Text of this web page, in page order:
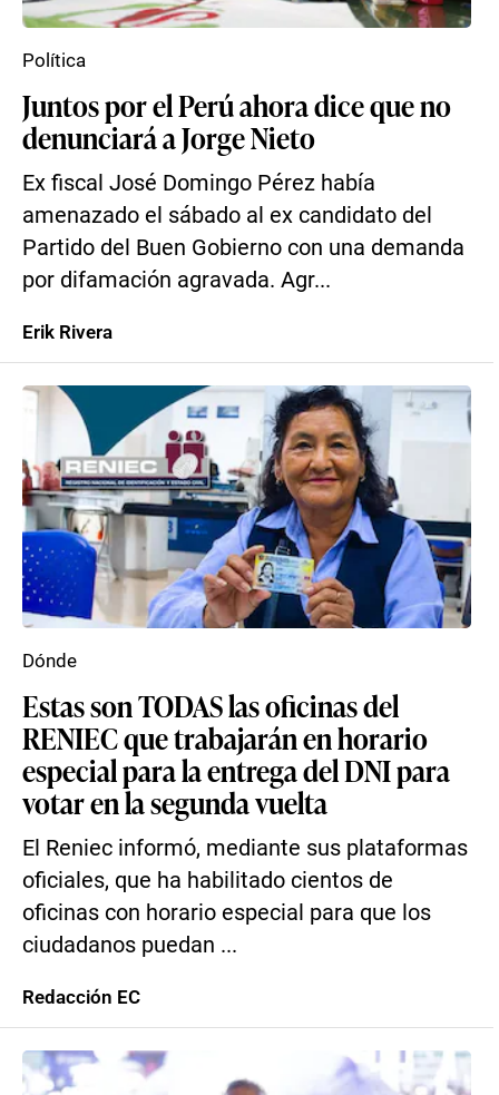
Juntos por el Perú ahora dice que no
denunciará a Jorge Nieto
Ex fiscal José Domingo Pérez había
amenazado el sábado al ex candidato del
Partido del Buen Gobierno con una demanda
por difamación agravada. Agr...
Política
Erik Rivera
Estas son TODAS las oficinas del
RENIEC que trabajarán en horario
especial para la entrega del DNI para
votar en la segunda vuelta
El Reniec informó, mediante sus plataformas
oficiales, que ha habilitado cientos de
oficinas con horario especial para que los
ciudadanos puedan ...
Dónde
Redacción EC